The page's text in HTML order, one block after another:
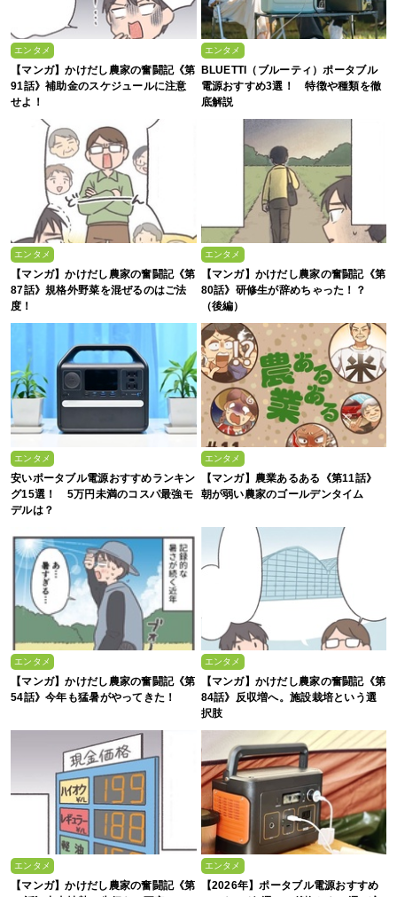
エンタメ
【マンガ】かけだし農家の奮闘記《第
91話》補助金のスケジュールに注意
せよ！
エンタメ
BLUETTI（ブルーティ）ポータブル
電源おすすめ3選！ 特徴や種類を徹
底解説
エンタメ
【マンガ】かけだし農家の奮闘記《第
87話》規格外野菜を混ぜるのはご法
度！
エンタメ
【マンガ】かけだし農家の奮闘記《第
80話》研修生が辞めちゃった！？
（後編）
エンタメ
安いポータブル電源おすすめランキン
グ15選！ 5万円未満のコスパ最強モ
デルは？
エンタメ
【マンガ】農業あるある《第11話》
朝が弱い農家のゴールデンタイム
エンタメ
【マンガ】かけだし農家の奮闘記《第
54話》今年も猛暑がやってきた！
エンタメ
【マンガ】かけだし農家の奮闘記《第
84話》反収増へ。施設栽培という選
択肢
エンタメ
【マンガ】かけだし農家の奮闘記《第
エンタメ
【2026年】ポータブル電源おすすめ